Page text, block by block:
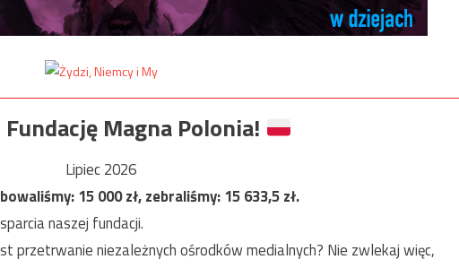
Magna Polonia!
Lipiec 2026
15 000zł, zebraliśmy:15 633,5zł.
naszej fundacji.
przetrwanie niezależnych ośrodków medialnych? Nie zwlekaj więc,